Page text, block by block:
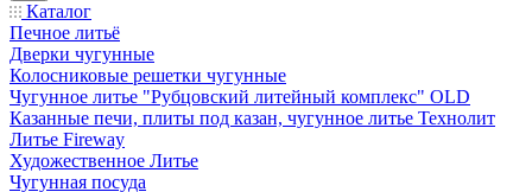
Каталог
Печное литьё
Дверки чугунные
Колосниковые решетки чугунные
Чугунное литье "Рубцовский литейный комплекс" OLD
Казанные печи, плиты под казан, чугунное литье Технолит
Литье Fireway
Художественное Литье
Чугунная посуда